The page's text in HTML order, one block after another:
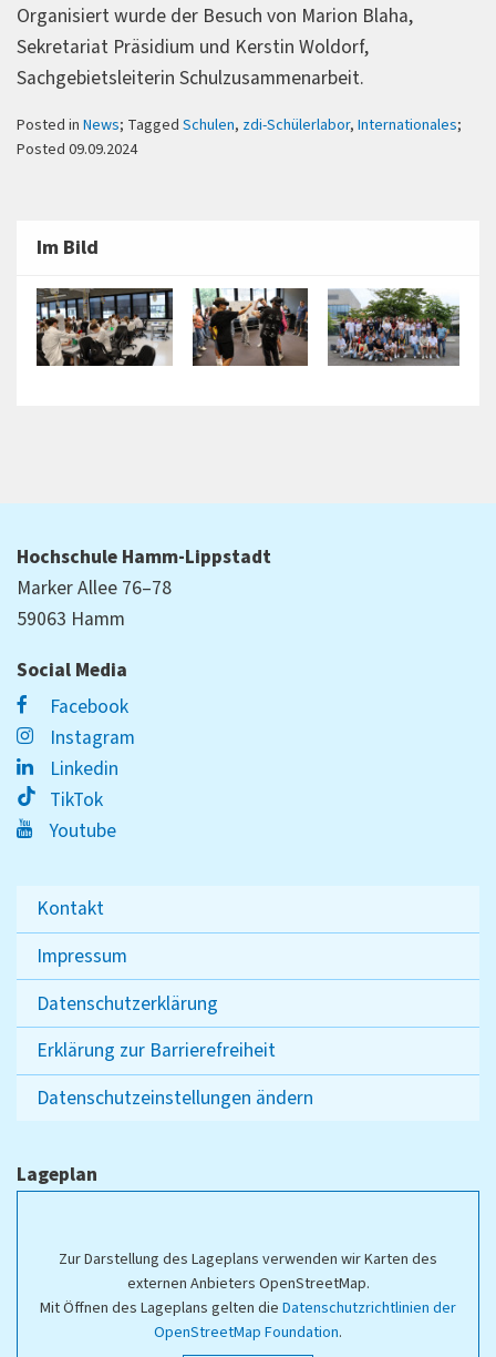
Organisiert wurde der Besuch von Marion Blaha,
Sekretariat Präsidium und Kerstin Woldorf,
Sachgebietsleiterin Schulzusammenarbeit.
Posted in News; Tagged Schulen, zdi-Schülerlabor, Internationales;
Posted 09.09.2024
Im Bild
Hochschule Hamm-Lippstadt
Marker Allee 76–78
59063 Hamm
Social Media
Facebook
Instagram
Linkedin
TikTok
Youtube
Kontakt
Impressum
Datenschutzerklärung
Erklärung zur Barrierefreiheit
Datenschutzeinstellungen ändern
Lageplan
Zur Darstellung des Lageplans verwenden wir Karten des
externen Anbieters OpenStreetMap.
Mit Öffnen des Lageplans gelten die Datenschutzrichtlinien der
OpenStreetMap Foundation.